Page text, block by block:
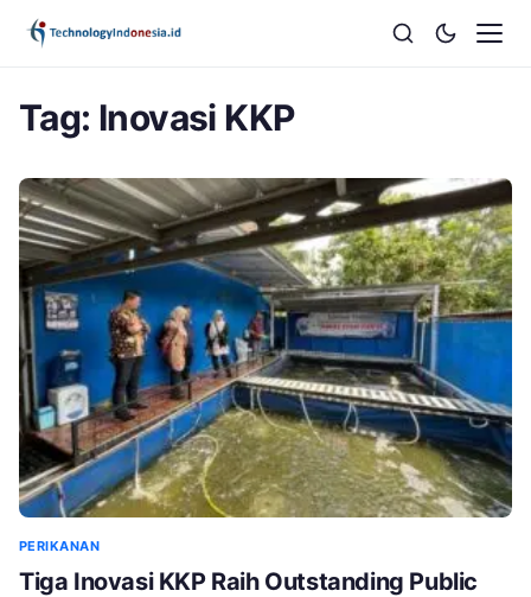
Tag: Inovasi KKP
PERIKANAN
Tiga Inovasi KKP Raih Outstanding Public